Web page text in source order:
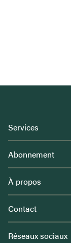
Services
Abonnement
À propos
Contact
Réseaux sociaux